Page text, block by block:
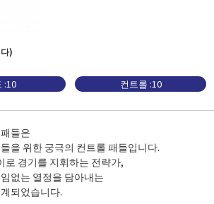
)
:10 컨트롤 :10
들은
을 위한 궁극의 컨트롤 패들입니다.
경기를 지휘하는 전략가,
없는 열정을 담아내는
되었습니다.